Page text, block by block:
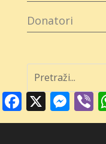
Donatori
Facebook
X